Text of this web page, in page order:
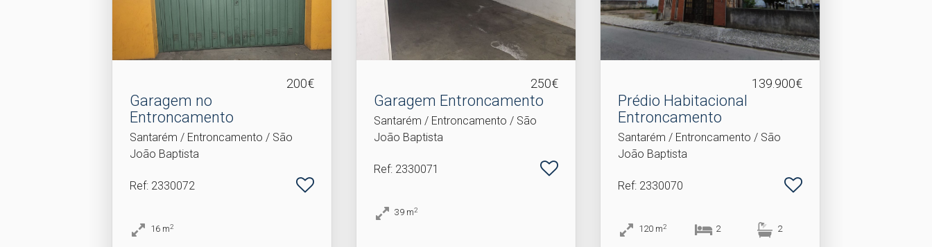
200€
Garagem no
Entroncamento
Santarém / Entroncamento / São
João Baptista
Ref: 2330072
16 m2
250€
Garagem Entroncamento
Santarém / Entroncamento / São
João Baptista
Ref: 2330071
39 m2
139.900€
Prédio Habitacional
Entroncamento
Santarém / Entroncamento / São
João Baptista
Ref: 2330070
120 m2 2 2